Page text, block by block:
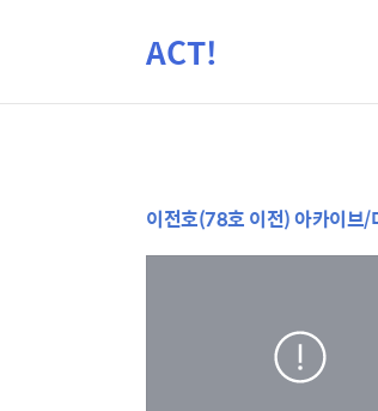
ACT!
이전호(78호 이전) 아카이브/